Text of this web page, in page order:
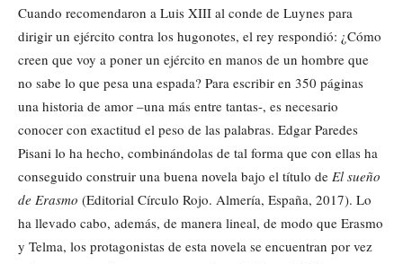
Cuando recomendaron a Luis XIII al conde de Luynes para
dirigir un ejército contra los hugonotes, el rey respondió: ¿Cómo
creen que voy a poner un ejército en manos de un hombre que
no sabe lo que pesa una espada? Para escribir en 350 páginas
una historia de amor –una más entre tantas-, es necesario
conocer con exactitud el peso de las palabras. Edgar Paredes
Pisani lo ha hecho, combinándolas de tal forma que con ellas ha
conseguido construir una buena novela bajo el título de El sueño
de Erasmo (Editorial Círculo Rojo. Almería, España, 2017). Lo
ha llevado cabo, además, de manera lineal, de modo que Erasmo
y Telma, los protagonistas de esta novela se encuentran por vez